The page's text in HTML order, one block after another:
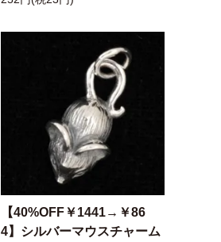
【40%OFF￥1441→￥86
4】シルバーマウスチャーム